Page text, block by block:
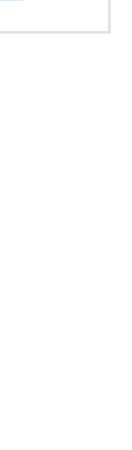
videolar